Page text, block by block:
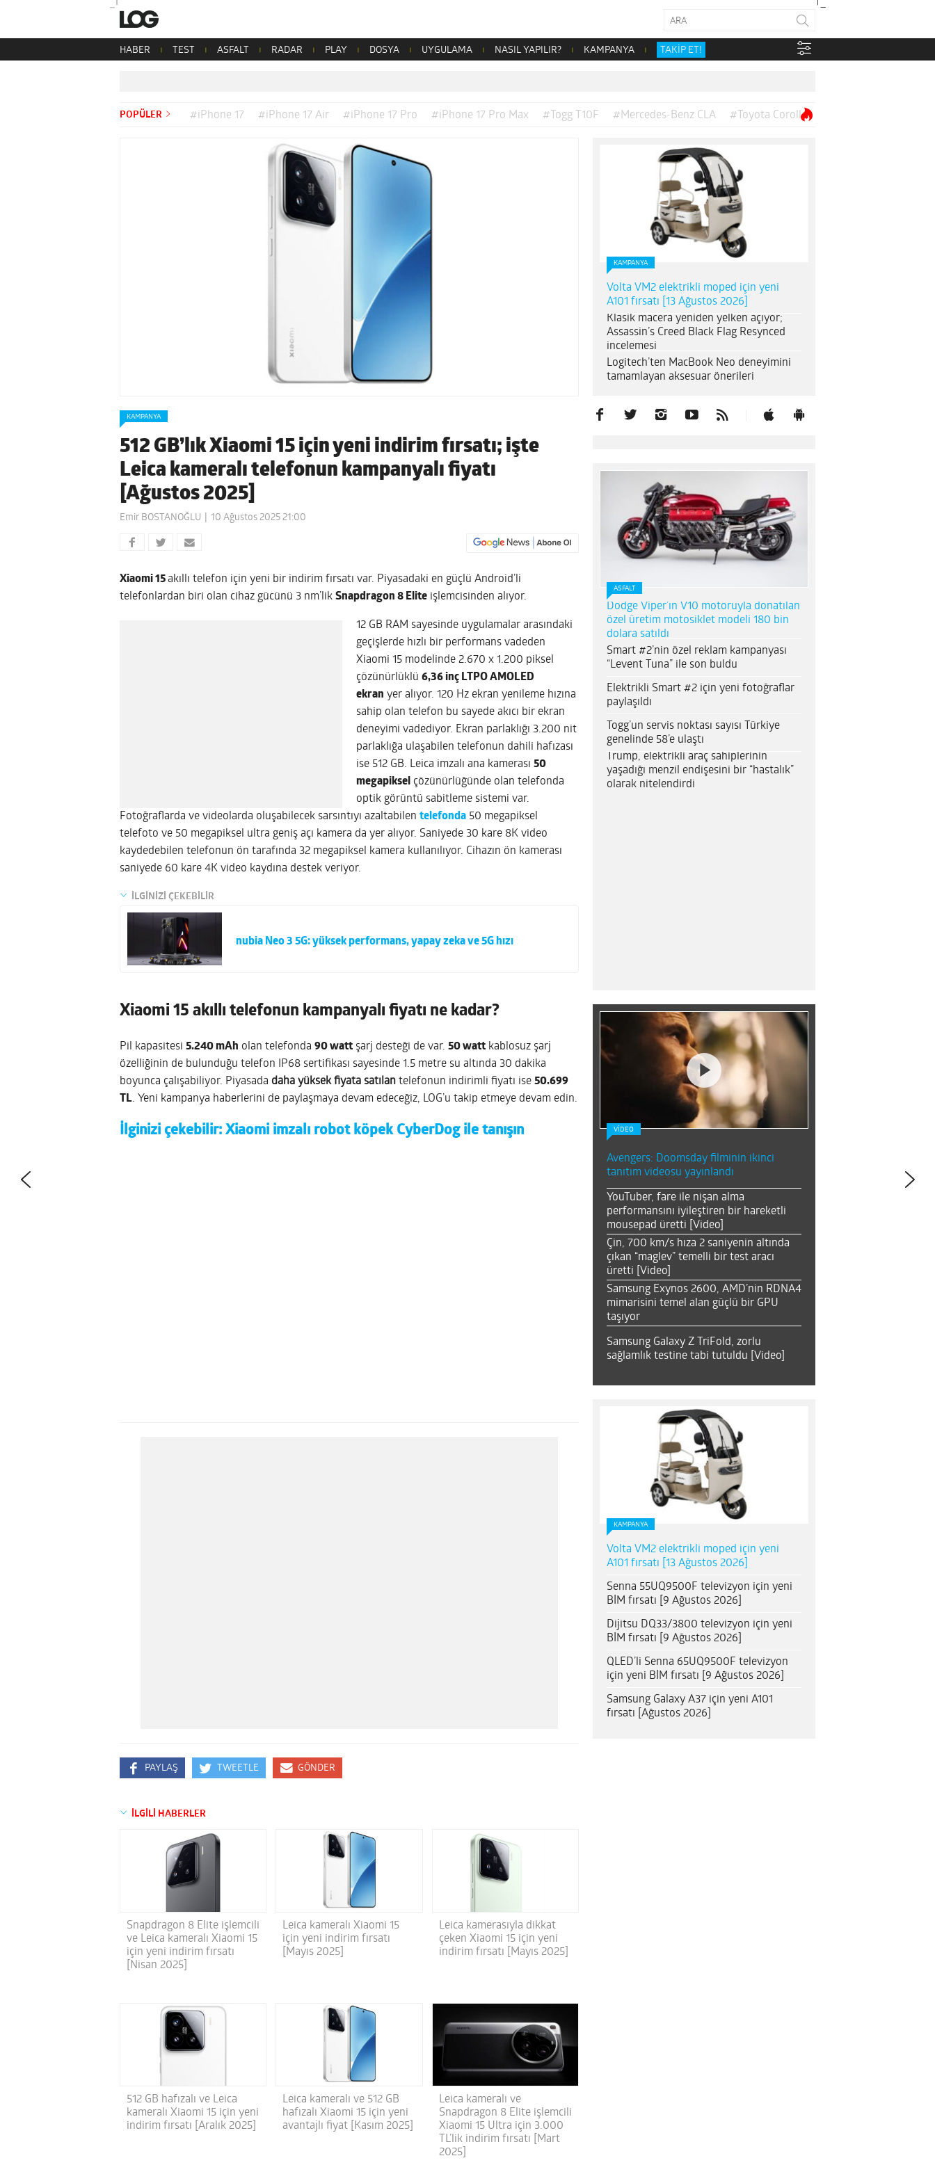
HABER TEST ASFALT RADAR PLAY DOSYA UYGULAMA NASIL YAPILIR? KAMPANYA TAKİP ET!
POPÜLER #iPhone 17 #iPhone 17 Air #iPhone 17 Pro #iPhone 17 Pro Max #Togg T10F #Mercedes-Benz CLA #Toyota Corolla
KAMPANYA
512 GB’lık Xiaomi 15 için yeni indirim fırsatı; işte
Leica kameralı telefonun kampanyalı fiyatı
[Ağustos 2025]
Emir BOSTANOĞLU 10 Ağustos 2025 21:00
Xiaomi 15akıllı telefon için yeni bir indirim fırsatı var. Piyasadaki en güçlü Android’li
telefonlardan biri olan cihaz gücünü 3 nm’lik Snapdragon 8 Elite işlemcisinden alıyor.
12 GB RAM sayesinde uygulamalar arasındaki
geçişlerde hızlı bir performans vadeden
Xiaomi 15 modelinde 2.670 x 1.200 piksel
çözünürlüklü 6,36 inç LTPO AMOLED
ekran yer alıyor. 120 Hz ekran yenileme hızına
sahip olan telefon bu sayede akıcı bir ekran
deneyimi vadediyor. Ekran parlaklığı 3.200 nit
parlaklığa ulaşabilen telefonun dahili hafızası
ise 512 GB. Leica imzalı ana kamerası 50
megapiksel çözünürlüğünde olan telefonda
optik görüntü sabitleme sistemi var.
Fotoğraflarda ve videolarda oluşabilecek sarsıntıyı azaltabilen telefonda 50 megapiksel
telefoto ve 50 megapiksel ultra geniş açı kamera da yer alıyor. Saniyede 30 kare 8K video
kaydedebilen telefonun ön tarafında 32 megapiksel kamera kullanılıyor. Cihazın ön kamerası
saniyede 60 kare 4K video kaydına destek veriyor.
İLGİNİZİ ÇEKEBİLİR
nubia Neo 3 5G: yüksek performans, yapay zeka ve 5G hızı
Xiaomi 15 akıllı telefonun kampanyalı fiyatı ne kadar?
Pil kapasitesi 5.240 mAh olan telefonda 90 watt şarj desteği de var. 50 watt kablosuz şarj
özelliğinin de bulunduğu telefon IP68 sertifikası sayesinde 1.5 metre su altında 30 dakika
boyunca çalışabiliyor. Piyasada daha yüksek fiyata satılan telefonun indirimli fiyatı ise 50.699
TL. Yeni kampanya haberlerini de paylaşmaya devam edeceğiz, LOG’u takip etmeye devam edin.
İlginizi çekebilir: Xiaomi imzalı robot köpek CyberDog ile tanışın
PAYLAŞ TWEETLE GÖNDER
İLGİLİ HABERLER
Snapdragon 8 Elite işlemcili
ve Leica kameralı Xiaomi 15
için yeni indirim fırsatı
[Nisan 2025]
Leica kameralı Xiaomi 15
için yeni indirim fırsatı
[Mayıs 2025]
Leica kamerasıyla dikkat
çeken Xiaomi 15 için yeni
indirim fırsatı [Mayıs 2025]
512 GB hafızalı ve Leica
kameralı Xiaomi 15 için yeni
indirim fırsatı [Aralık 2025]
Leica kameralı ve 512 GB
hafızalı Xiaomi 15 için yeni
avantajlı fiyat [Kasım 2025]
Leica kameralı ve
Snapdragon 8 Elite işlemcili
Xiaomi 15 Ultra için 3.000
TL’lik indirim fırsatı [Mart
2025]
KAMPANYA
Volta VM2 elektrikli moped için yeni
A101 fırsatı [13 Ağustos 2026]
Klasik macera yeniden yelken açıyor;
Assassin’s Creed Black Flag Resynced
incelemesi
Logitech’ten MacBook Neo deneyimini
tamamlayan aksesuar önerileri
ASFALT
Dodge Viper’ın V10 motoruyla donatılan
özel üretim motosiklet modeli 180 bin
dolara satıldı
Smart #2’nin özel reklam kampanyası
“Levent Tuna” ile son buldu
Elektrikli Smart #2 için yeni fotoğraflar
paylaşıldı
Togg’un servis noktası sayısı Türkiye
genelinde 58’e ulaştı
Trump, elektrikli araç sahiplerinin
yaşadığı menzil endişesini bir “hastalık”
olarak nitelendirdi
VİDEO
Avengers: Doomsday filminin ikinci
tanıtım videosu yayınlandı
YouTuber, fare ile nişan alma
performansını iyileştiren bir hareketli
mousepad üretti [Video]
Çin, 700 km/s hıza 2 saniyenin altında
çıkan “maglev” temelli bir test aracı
üretti [Video]
Samsung Exynos 2600, AMD’nin RDNA4
mimarisini temel alan güçlü bir GPU
taşıyor
Samsung Galaxy Z TriFold, zorlu
sağlamlık testine tabi tutuldu [Video]
KAMPANYA
Volta VM2 elektrikli moped için yeni
A101 fırsatı [13 Ağustos 2026]
Senna 55UQ9500F televizyon için yeni
BİM fırsatı [9 Ağustos 2026]
Dijitsu DQ33/3800 televizyon için yeni
BİM fırsatı [9 Ağustos 2026]
QLED’li Senna 65UQ9500F televizyon
için yeni BİM fırsatı [9 Ağustos 2026]
Samsung Galaxy A37 için yeni A101
fırsatı [Ağustos 2026]